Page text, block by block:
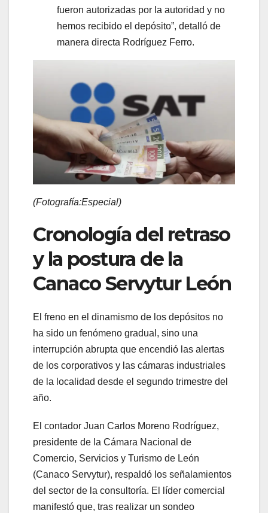
fueron autorizadas por la autoridad y no
hemos recibido el depósito”, detalló de
manera directa Rodríguez Ferro.
(Fotografía:Especial)
Cronología del retraso
y la postura de la
Canaco Servytur León
El freno en el dinamismo de los depósitos no
ha sido un fenómeno gradual, sino una
interrupción abrupta que encendió las alertas
de los corporativos y las cámaras industriales
de la localidad desde el segundo trimestre del
año.
El contador Juan Carlos Moreno Rodríguez,
presidente de la Cámara Nacional de
Comercio, Servicios y Turismo de León
(Canaco Servytur), respaldó los señalamientos
del sector de la consultoría. El líder comercial
manifestó que, tras realizar un sondeo